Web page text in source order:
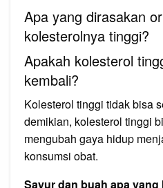
Apa yang dirasakan
kolesterolnya tinggi?
Apakah kolesterol
kembali?
Kolesterol tinggi tidak bisa
demikian, kolesterol tinggi
mengubah gaya hidup
konsumsi obat.
Sayur dan buah apa